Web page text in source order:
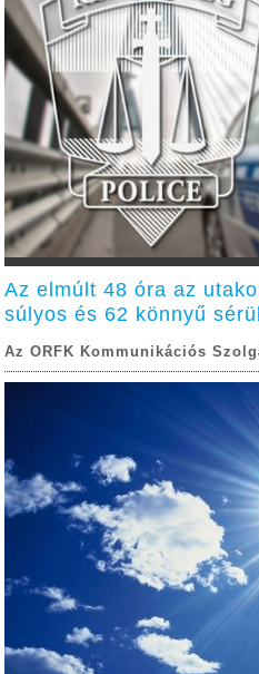
Az elmúlt 48 óra az
súlyos és 62 könnyű
Az ORFK Kommunikációs